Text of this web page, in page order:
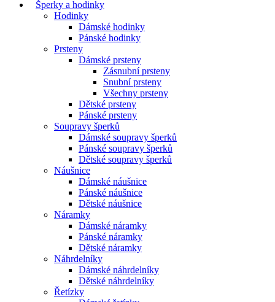
Šperky a hodinky
Hodinky
Dámské hodinky
Pánské hodinky
Prsteny
Dámské prsteny
Zásnubní prsteny
Snubní prsteny
Všechny prsteny
Dětské prsteny
Pánské prsteny
Soupravy šperků
Dámské soupravy šperků
Pánské soupravy šperků
Dětské soupravy šperků
Náušnice
Dámské náušnice
Pánské náušnice
Dětské náušnice
Náramky
Dámské náramky
Pánské náramky
Dětské náramky
Náhrdelníky
Dámské náhrdelníky
Dětské náhrdelníky
Řetízky